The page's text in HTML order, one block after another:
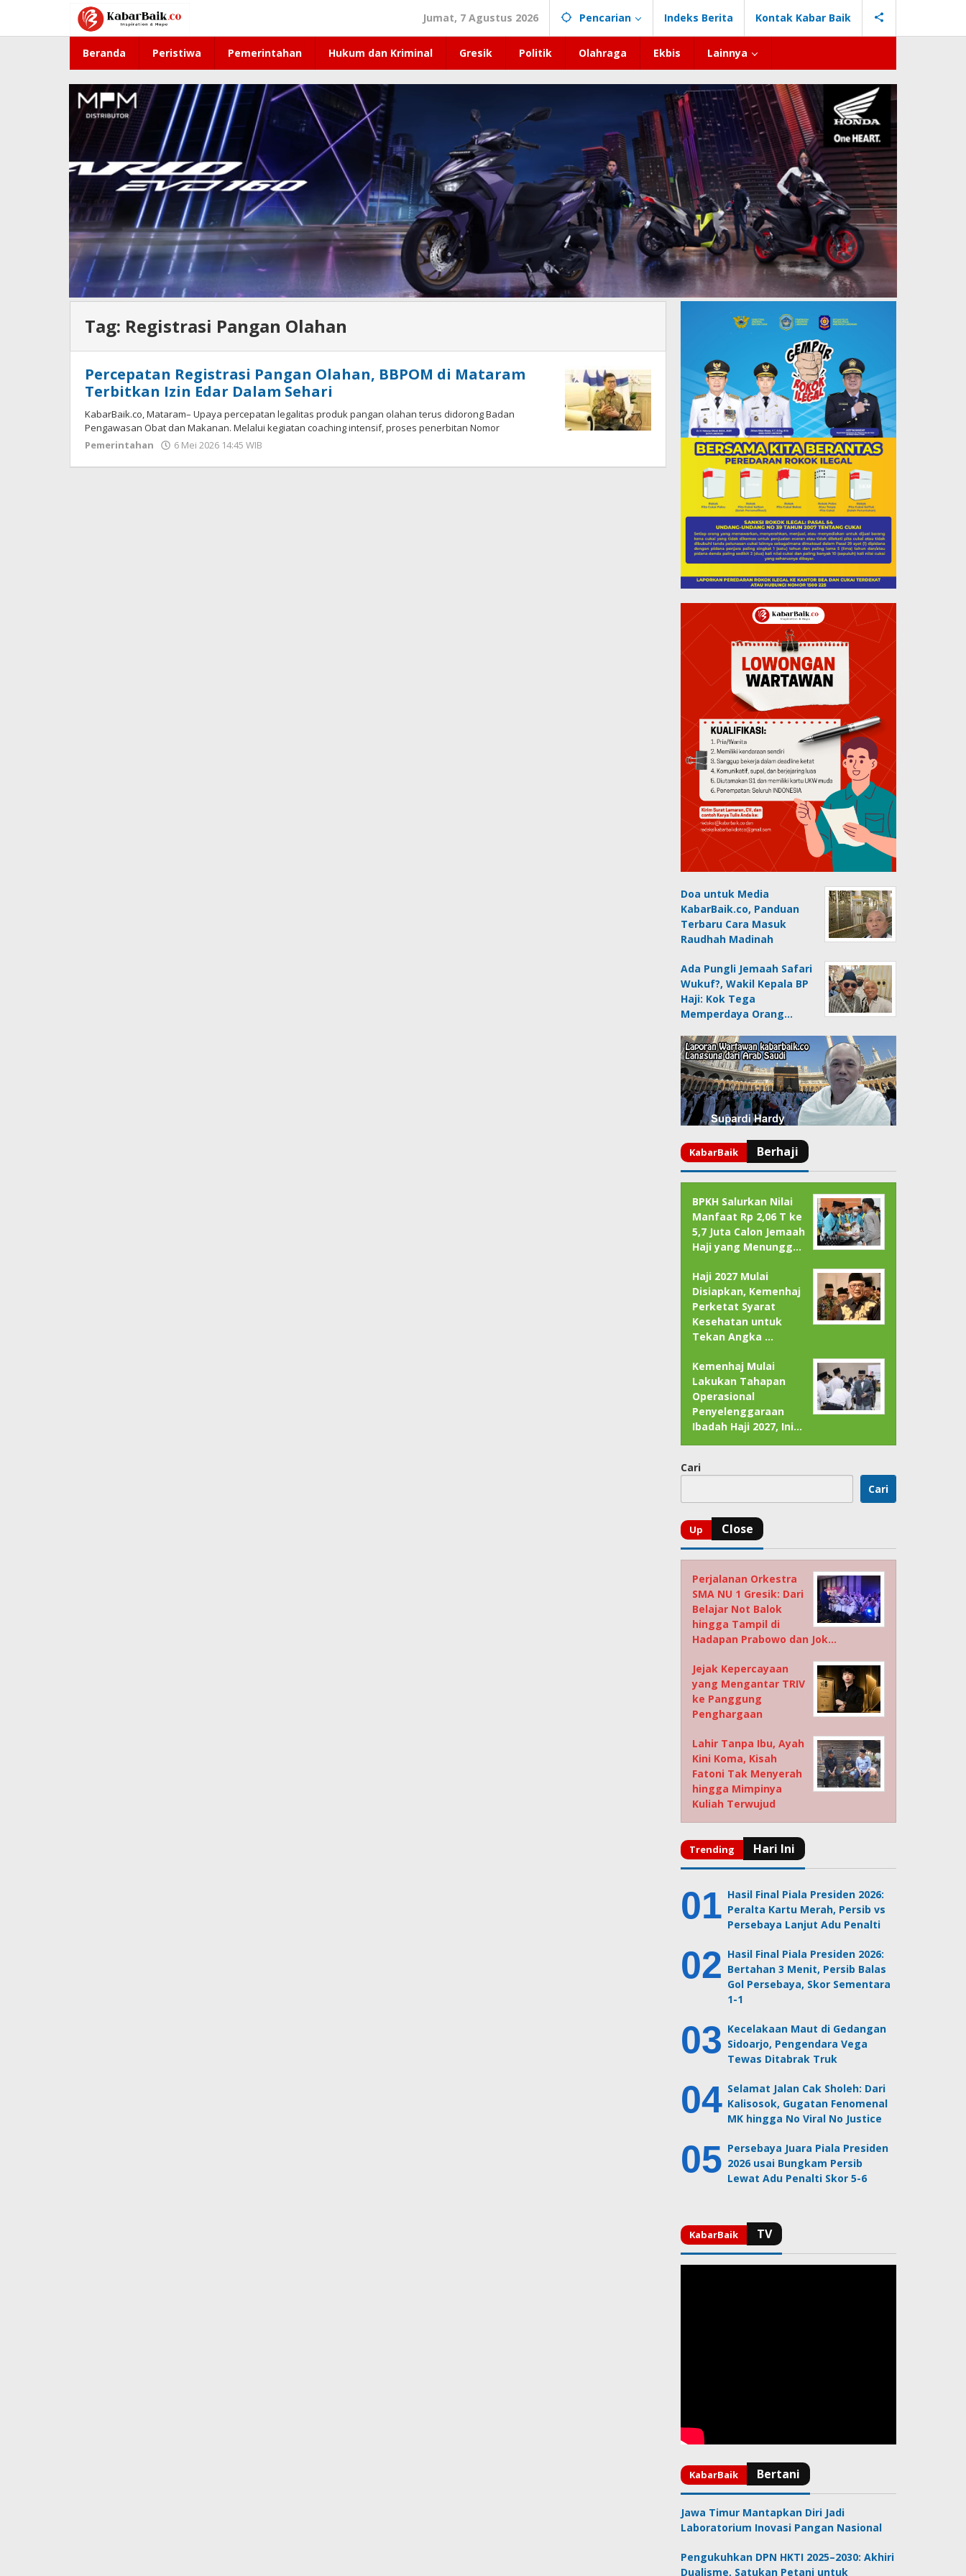
konten
Jumat, 7 Agustus 2026 Pencarian Indeks Berita Kontak Kabar Baik
Beranda Peristiwa Pemerintahan Hukum dan Kriminal Gresik Politik Olahraga Ekbis Lainnya
Tag: Registrasi Pangan Olahan
Percepatan Registrasi Pangan Olahan, BBPOM di Mataram
Terbitkan Izin Edar Dalam Sehari
KabarBaik.co, Mataram– Upaya percepatan legalitas produk pangan olahan terus didorong Badan
Pengawasan Obat dan Makanan. Melalui kegiatan coaching intensif, proses penerbitan Nomor
Pemerintahan
6 Mei 2026 14:45 WIB
Doa untuk Media
KabarBaik.co, Panduan
Terbaru Cara Masuk
Raudhah Madinah
Ada Pungli Jemaah Safari
Wukuf?, Wakil Kepala BP
Haji: Kok Tega
Memperdaya Orang…
BPKH Salurkan Nilai
Manfaat Rp 2,06 T ke
5,7 Juta Calon Jemaah
Haji yang Menungg…
Haji 2027 Mulai
Disiapkan, Kemenhaj
Perketat Syarat
Kesehatan untuk
Tekan Angka …
Kemenhaj Mulai
Lakukan Tahapan
Operasional
Penyelenggaraan
Ibadah Haji 2027, Ini…
Cari
Cari
Perjalanan Orkestra
SMA NU 1 Gresik: Dari
Belajar Not Balok
hingga Tampil di
Hadapan Prabowo dan Jok…
Jejak Kepercayaan
yang Mengantar TRIV
ke Panggung
Penghargaan
Lahir Tanpa Ibu, Ayah
Kini Koma, Kisah
Fatoni Tak Menyerah
hingga Mimpinya
Kuliah Terwujud
Hasil Final Piala Presiden 2026:
Peralta Kartu Merah, Persib vs
Persebaya Lanjut Adu Penalti
Hasil Final Piala Presiden 2026:
Bertahan 3 Menit, Persib Balas
Gol Persebaya, Skor Sementara
1-1
Kecelakaan Maut di Gedangan
Sidoarjo, Pengendara Vega
Tewas Ditabrak Truk
Selamat Jalan Cak Sholeh: Dari
Kalisosok, Gugatan Fenomenal
MK hingga No Viral No Justice
Persebaya Juara Piala Presiden
2026 usai Bungkam Persib
Lewat Adu Penalti Skor 5-6
Jawa Timur Mantapkan Diri Jadi
Laboratorium Inovasi Pangan Nasional
Pengukuhkan DPN HKTI 2025–2030: Akhiri
Dualisme, Satukan Petani untuk